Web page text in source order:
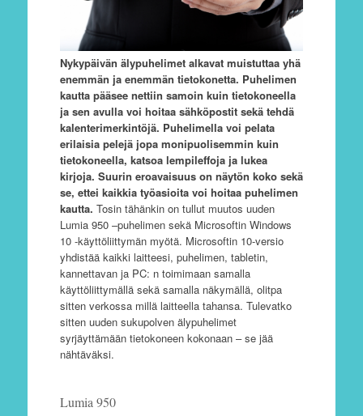
Nykypäivän älypuhelimet alkavat muistuttaa yhä
enemmän ja enemmän tietokonetta. Puhelimen
kautta pääsee nettiin samoin kuin tietokoneella
ja sen avulla voi hoitaa sähköpostit sekä tehdä
kalenterimerkintöjä. Puhelimella voi pelata
erilaisia pelejä jopa monipuolisemmin kuin
tietokoneella, katsoa lempileffoja ja lukea
kirjoja. Suurin eroavaisuus on näytön koko sekä
se, ettei kaikkia työasioita voi hoitaa puhelimen
kautta. Tosin tähänkin on tullut muutos uuden
Lumia 950 –puhelimen sekä Microsoftin Windows
10 -käyttöliittymän myötä. Microsoftin 10-versio
yhdistää kaikki laitteesi, puhelimen, tabletin,
kannettavan ja PC: n toimimaan samalla
käyttöliittymällä sekä samalla näkymällä, olitpa
sitten verkossa millä laitteella tahansa. Tulevatko
sitten uuden sukupolven älypuhelimet
syrjäyttämään tietokoneen kokonaan – se jää
nähtäväksi.
Lumia 950